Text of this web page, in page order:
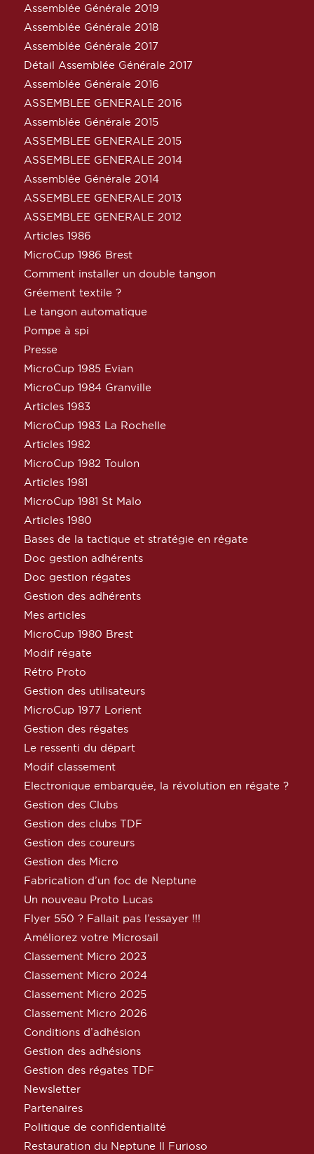
Assemblée Générale 2019
Assemblée Générale 2018
Assemblée Générale 2017
Détail Assemblée Générale 2017
Assemblée Générale 2016
ASSEMBLEE GENERALE 2016
Assemblée Générale 2015
ASSEMBLEE GENERALE 2015
ASSEMBLEE GENERALE 2014
Assemblée Générale 2014
ASSEMBLEE GENERALE 2013
ASSEMBLEE GENERALE 2012
Articles 1986
MicroCup 1986 Brest
Comment installer un double tangon
Gréement textile ?
Le tangon automatique
Pompe à spi
Presse
MicroCup 1985 Evian
MicroCup 1984 Granville
Articles 1983
MicroCup 1983 La Rochelle
Articles 1982
MicroCup 1982 Toulon
Articles 1981
MicroCup 1981 St Malo
Articles 1980
Bases de la tactique et stratégie en régate
Doc gestion adhérents
Doc gestion régates
Gestion des adhérents
Mes articles
MicroCup 1980 Brest
Modif régate
Rétro Proto
Gestion des utilisateurs
MicroCup 1977 Lorient
Gestion des régates
Le ressenti du départ
Modif classement
Electronique embarquée, la révolution en régate ?
Gestion des Clubs
Gestion des clubs TDF
Gestion des coureurs
Gestion des Micro
Fabrication d’un foc de Neptune
Un nouveau Proto Lucas
Flyer 550 ? Fallait pas l’essayer !!!
Améliorez votre Microsail
Classement Micro 2023
Classement Micro 2024
Classement Micro 2025
Classement Micro 2026
Conditions d’adhésion
Gestion des adhésions
Gestion des régates TDF
Newsletter
Partenaires
Politique de confidentialité
Restauration du Neptune Il Furioso